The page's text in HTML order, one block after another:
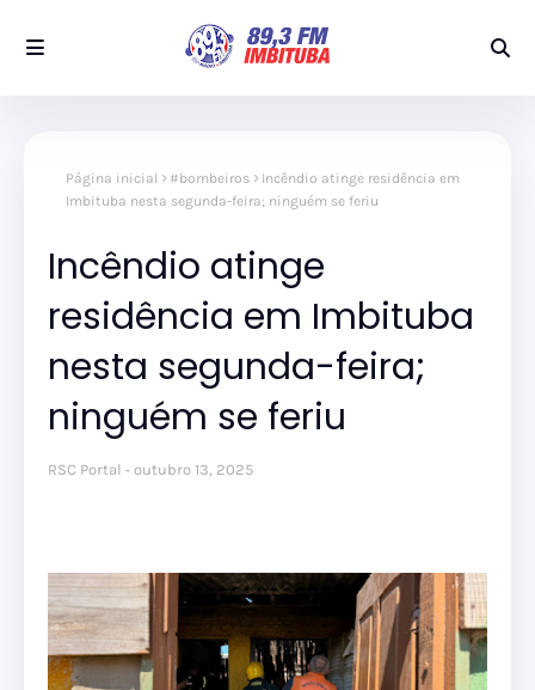
Página inicial #bombeiros
Incêndio atinge residência em
Imbituba nesta segunda-feira; ninguém se feriu
Incêndio atinge
residência em Imbituba
nesta segunda-feira;
ninguém se feriu
RSC Portal outubro 13, 2025